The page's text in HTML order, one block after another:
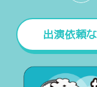
出演依頼